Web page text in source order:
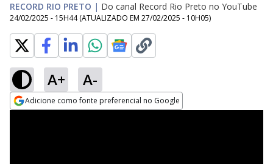
RECORD RIO PRETO | Do canal Record Rio Preto no YouTube
24/02/2025 - 15H44 (ATUALIZADO EM 27/02/2025 - 10H05)
A+ A-
Adicione como fonte preferencial no Google